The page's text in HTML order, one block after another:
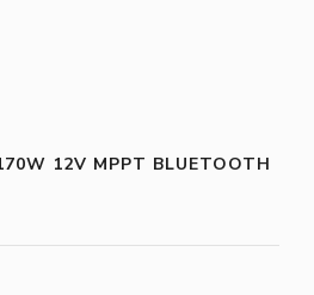
12V MPPT BLUETOOTH